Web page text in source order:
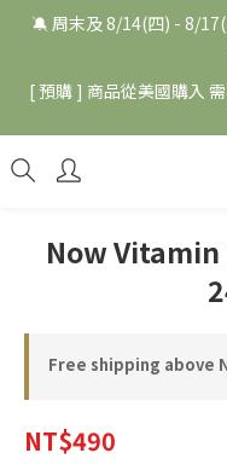
🔕 周末及 8/14(四) - 8/
[ 預購 ] 商品從美國購入
Now Vitamin
Free shipping above
NT$490